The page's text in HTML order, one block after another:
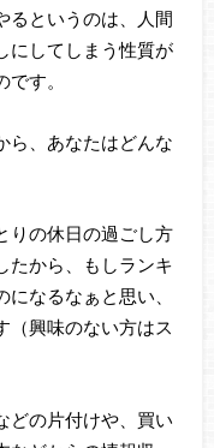
るというのは、人間
にしてしまう性質が
す。
ら、あなたはどんな
りの休日の過ごし方
たから、もしランキ
なるなぁと思い、
（興味のない方はス
の片付けや、買い